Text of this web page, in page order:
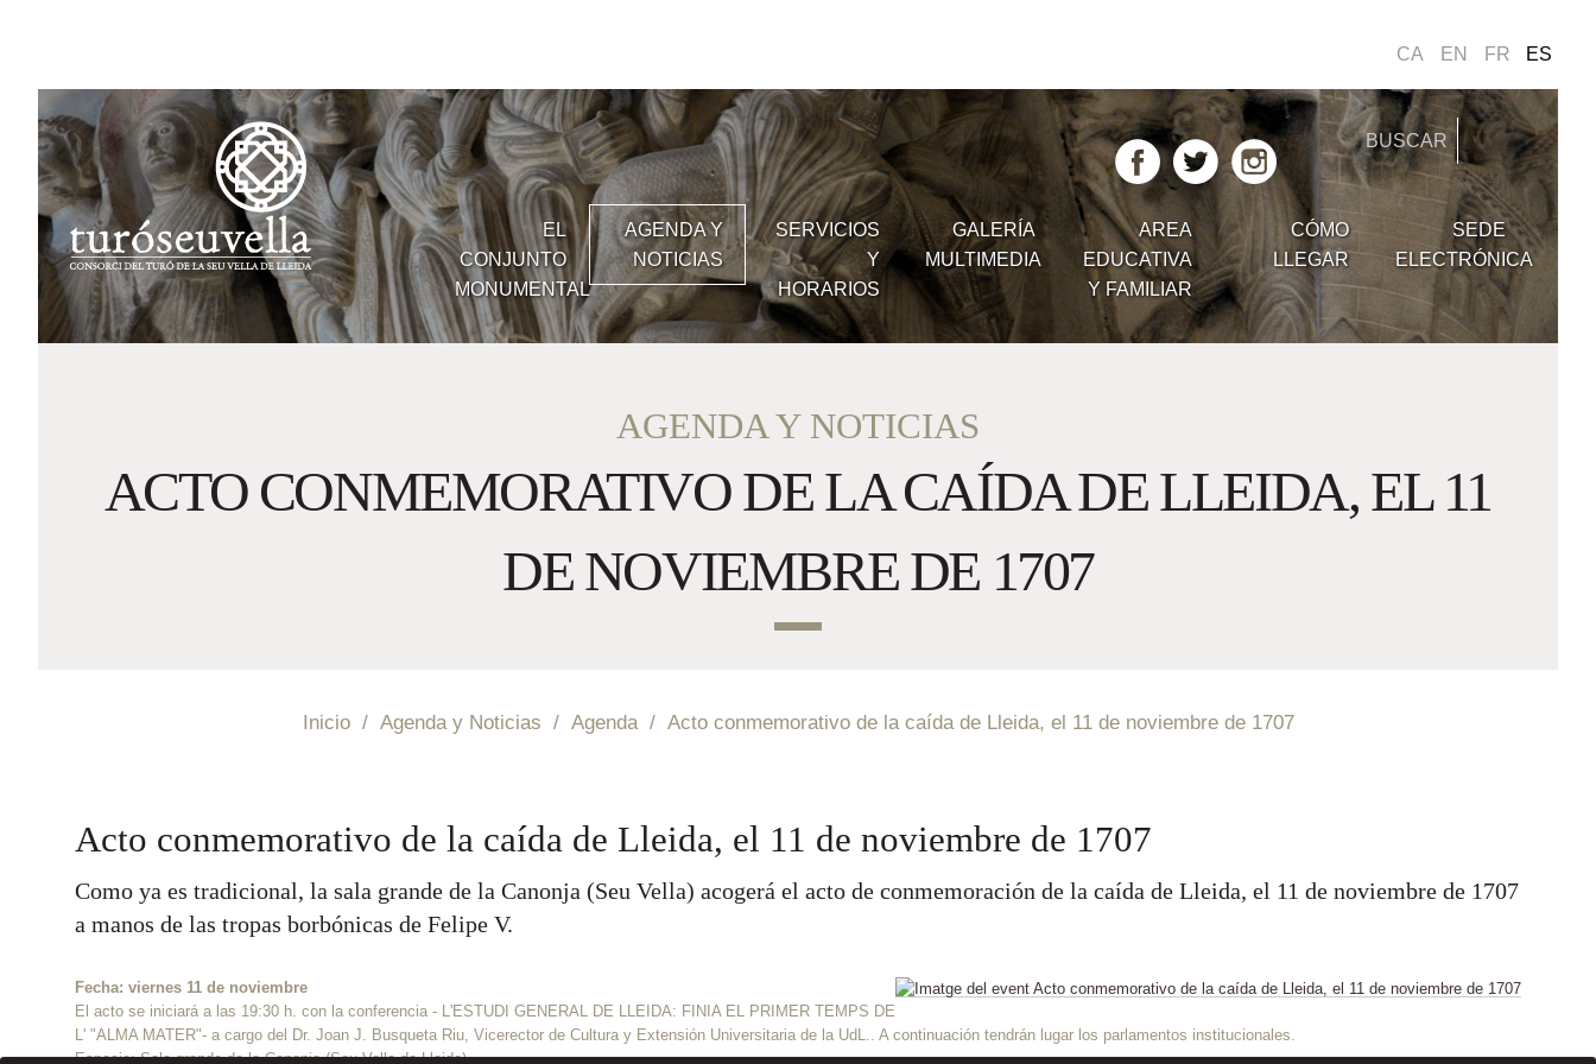
Galería Multimedia
Area Educativa y Familiar
Cómo Llegar
Sede Electrónica
CA EN FR ES
EL
CONJUNTO
MONUMENTAL
AGENDA Y
NOTICIAS
SERVICIOS
Y
HORARIOS
GALERÍA
MULTIMEDIA
AREA
EDUCATIVA
Y FAMILIAR
CÓMO
LLEGAR
SEDE
ELECTRÓNICA
AGENDA Y NOTICIAS
ACTO CONMEMORATIVO DE LA CAÍDA DE LLEIDA, EL 11
DE NOVIEMBRE DE 1707
Inicio / Agenda y Noticias / Agenda / Acto conmemorativo de la caída de Lleida, el 11 de noviembre de 1707
Acto conmemorativo de la caída de Lleida, el 11 de noviembre de 1707
Como ya es tradicional, la sala grande de la Canonja (Seu Vella) acogerá el acto de conmemoración de la caída de Lleida, el 11 de noviembre de 1707
a manos de las tropas borbónicas de Felipe V.
Fecha: viernes 11 de noviembre
El acto se iniciará a las 19:30 h. con la conferencia - L'ESTUDI GENERAL DE LLEIDA: FINIA EL PRIMER TEMPS DE
L' "ALMA MATER"- a cargo del Dr. Joan J. Busqueta Riu, Vicerector de Cultura y Extensión Universitaria de la UdL.. A continuación tendrán lugar los parlamentos institucionales.
Espacio: Sala grande de la Canonja (Seu Vella de Lleida)